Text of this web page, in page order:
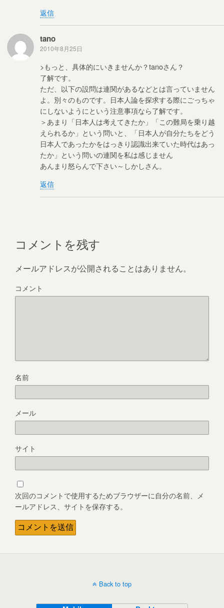
返信
tano
2010年8月25日
>もっと、具体的にいきませんか？tanoさん？
了解です。
ただ、以下の設問は連関があるなどとは言っていません
よ。別々のものです。日本人論を探求する際にごっちゃ
にしないようにという注意事項なら了解です。
＞あまり「日本人は考えてきたか」「この難局を乗り越
えられるか」という問いと、「日本人が自分たちをどう
日本人であったかをはっきり認識出来ていた時代はあっ
たか」という問いの連関を私は感じません
あんまり怒らんで下さい～しかしさん。
返信
コメントを残す
メールアドレスが公開されることはありません。
コメント
名前
メール
サイト
次回のコメントで使用するためブラウザーに自分の名前、メ
ールアドレス、サイトを保存する。
Back to top